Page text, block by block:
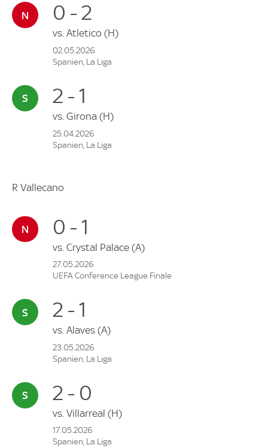
0 - 2
vs. Atletico (H)
02.05.2026
Spanien, La Liga
2 - 1
vs. Girona (H)
25.04.2026
Spanien, La Liga
R Vallecano
0 - 1
vs. Crystal Palace (A)
27.05.2026
UEFA Conference League Finale
2 - 1
vs. Alaves (A)
23.05.2026
Spanien, La Liga
2 - 0
vs. Villarreal (H)
17.05.2026
Spanien, La Liga